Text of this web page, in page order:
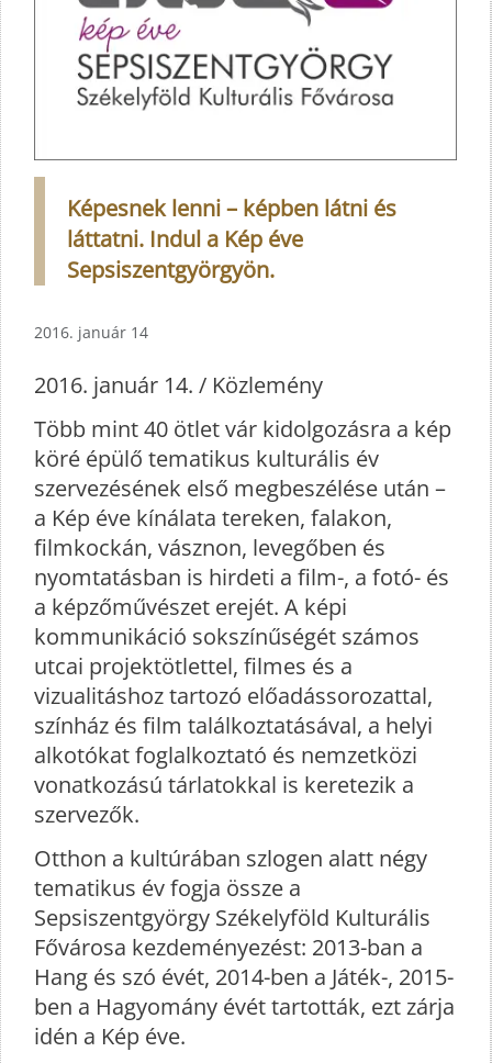
Képesnek lenni – képben látni és
láttatni. Indul a Kép éve
Sepsiszentgyörgyön.
2016. január 14
2016. január 14. / Közlemény
Több mint 40 ötlet vár kidolgozásra a kép
köré épülő tematikus kulturális év
szervezésének első megbeszélése után –
a Kép éve kínálata tereken, falakon,
filmkockán, vásznon, levegőben és
nyomtatásban is hirdeti a film-, a fotó- és
a képzőművészet erejét. A képi
kommunikáció sokszínűségét számos
utcai projektötlettel, filmes és a
vizualitáshoz tartozó előadássorozattal,
színház és film találkoztatásával, a helyi
alkotókat foglalkoztató és nemzetközi
vonatkozású tárlatokkal is keretezik a
szervezők.
Otthon a kultúrában szlogen alatt négy
tematikus év fogja össze a
Sepsiszentgyörgy Székelyföld Kulturális
Fővárosa kezdeményezést: 2013-ban a
Hang és szó évét, 2014-ben a Játék-, 2015-
ben a Hagyomány évét tartották, ezt zárja
idén a Kép éve.